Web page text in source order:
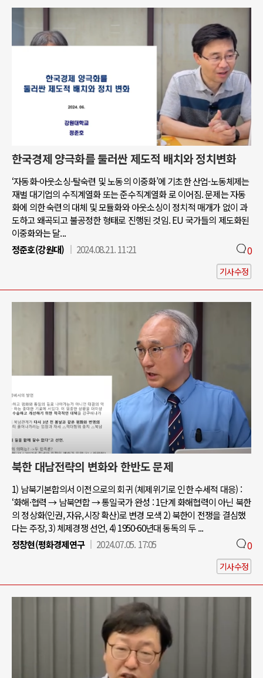
한국경제 양극화를 둘러싼 제도적 배치와 정치변화
‘자동화-아웃소싱-탈숙련 및 노동의 이중화’에 기초한 산업-노동체제는
재벌 대기업의 수직계열화 또는 준수직계열화 로 이어짐. 문제는 자동
화에 의한 숙련의 대체 및 모듈화와 아웃소싱이 정치적 매개가 없이 과
도하고 왜곡되고 불공정한 형태로 진행된 것임. EU 국가들의 제도화된
이중화와는 달...
정준호(강원대)
2024.08.21. 11:21 0
기사수정
북한 대남전략의 변화와 한반도 문제
1) 남북기본합의서 이전으로의 회귀 (체제위기로 인한 수세적 대응) :
‘화해·협력 → 남북연합 → 통일국가 완성 : 1단계 화해협력이 아닌 북한
의 정상화(인권, 자유,시장 확산)로 변경 모색 2) 북한이 전쟁을 결심했
다는 주장, 3) 체제경쟁 선언, 4) 1950-60년대 동독의 두 ...
정창현(평화경제연구
2024.07.05. 17:05 0
기사수정